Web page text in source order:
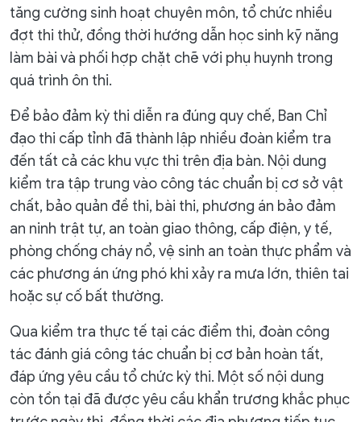
tăng cường sinh hoạt chuyên môn, tổ chức nhiều
đợt thi thử, đồng thời hướng dẫn học sinh kỹ năng
làm bài và phối hợp chặt chẽ với phụ huynh trong
quá trình ôn thi.
Để bảo đảm kỳ thi diễn ra đúng quy chế, Ban Chỉ
đạo thi cấp tỉnh đã thành lập nhiều đoàn kiểm tra
đến tất cả các khu vực thi trên địa bàn. Nội dung
kiểm tra tập trung vào công tác chuẩn bị cơ sở vật
chất, bảo quản đề thi, bài thi, phương án bảo đảm
an ninh trật tự, an toàn giao thông, cấp điện, y tế,
phòng chống cháy nổ, vệ sinh an toàn thực phẩm và
các phương án ứng phó khi xảy ra mưa lớn, thiên tai
hoặc sự cố bất thường.
Qua kiểm tra thực tế tại các điểm thi, đoàn công
tác đánh giá công tác chuẩn bị cơ bản hoàn tất,
đáp ứng yêu cầu tổ chức kỳ thi. Một số nội dung
còn tồn tại đã được yêu cầu khẩn trương khắc phục